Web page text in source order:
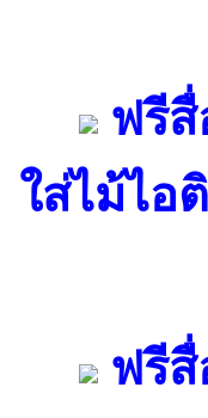
ฟรีสื่
ใส่ไม้ไอ
ฟรีสื่